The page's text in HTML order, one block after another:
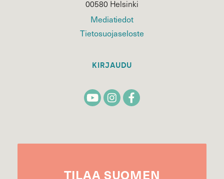
00580 Helsinki
Mediatiedot
Tietosuojaseloste
KIRJAUDU
TILAA SUOMEN